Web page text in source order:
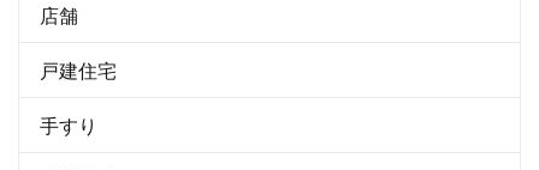
店舗
戸建住宅
手すり